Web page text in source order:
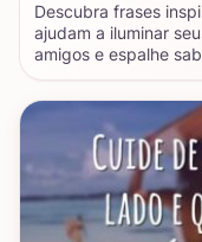
Descubra frases
ajudam a iluminar
amigos e espalhe